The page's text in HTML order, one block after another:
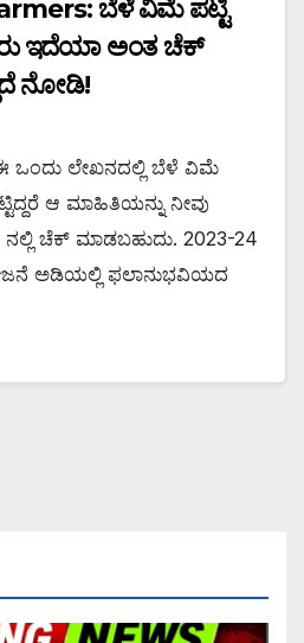
ಬೆಳೆ ವಿಮೆ ಪಟ್ಟಿ
ಇದೆಯಾ ಅಂತ ಚೆಕ್
ನೋಡಿ!
ಒಂದು ಲೇಖನದಲ್ಲಿ ಬೆಳೆ ವಿಮೆ
ಆ ಮಾಹಿತಿಯನ್ನು ನೀವು
ಚೆಕ್ ಮಾಡಬಹುದು. 2023-24
ಅಡಿಯಲ್ಲಿ ಫಲಾನುಭವಿಯದ